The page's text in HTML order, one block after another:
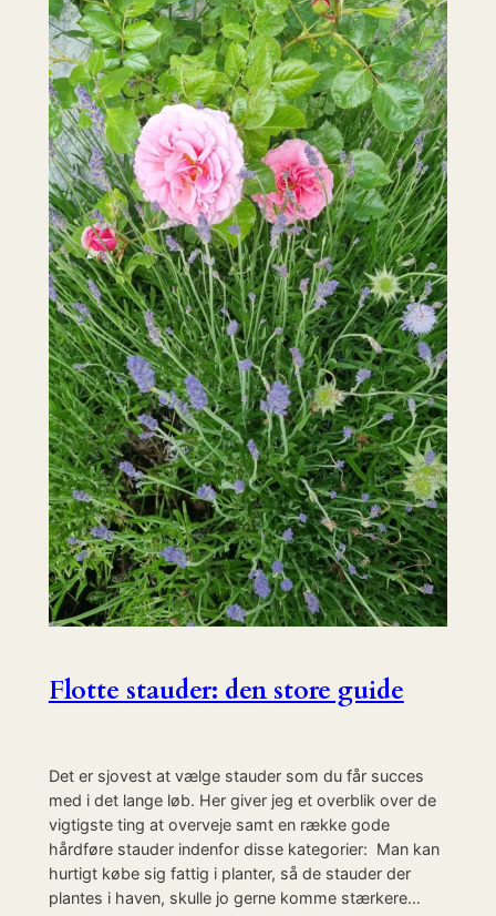
Flotte stauder: den store guide
Det er sjovest at vælge stauder som du får succes
med i det lange løb. Her giver jeg et overblik over de
vigtigste ting at overveje samt en række gode
hårdføre stauder indenfor disse kategorier: Man kan
hurtigt købe sig fattig i planter, så de stauder der
plantes i haven, skulle jo gerne komme stærkere…